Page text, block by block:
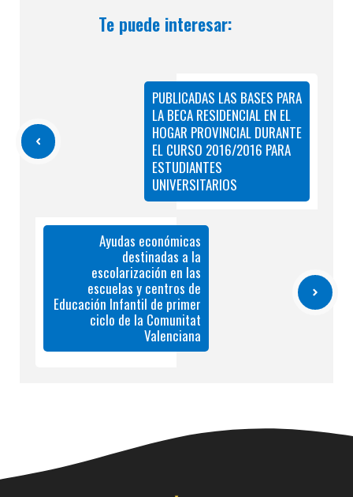
Te puede interesar:
PUBLICADAS LAS BASES PARA
LA BECA RESIDENCIAL EN EL
HOGAR PROVINCIAL DURANTE
EL CURSO 2016/2016 PARA
ESTUDIANTES
UNIVERSITARIOS
Ayudas económicas
destinadas a la
escolarización en las
escuelas y centros de
Educación Infantil de primer
ciclo de la Comunitat
Valenciana